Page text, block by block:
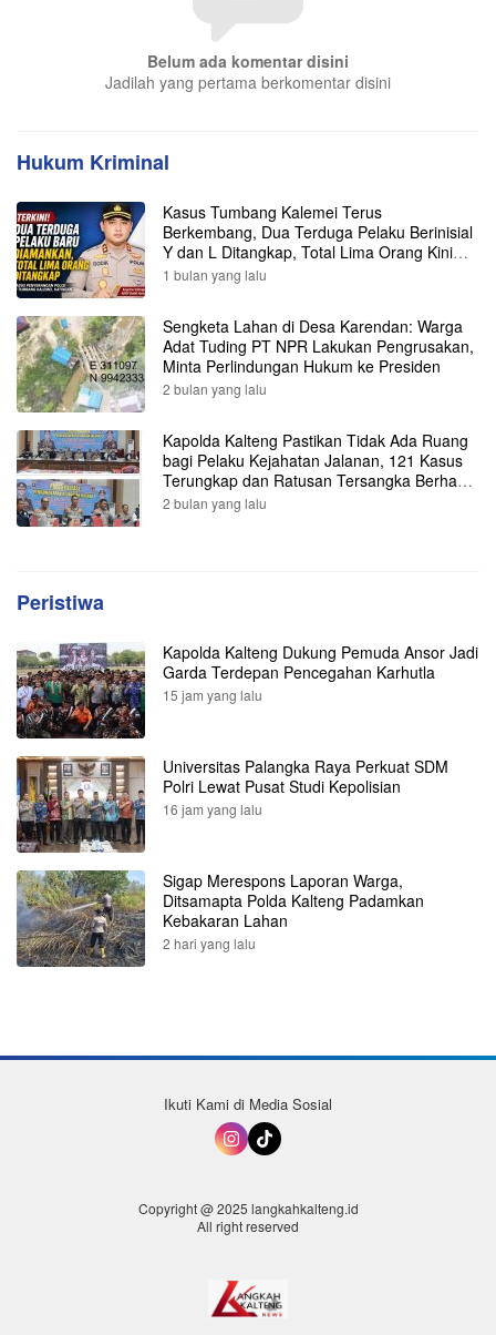
Belum ada komentar disini
Jadilah yang pertama berkomentar disini
Hukum Kriminal
Kasus Tumbang Kalemei Terus
Berkembang, Dua Terduga Pelaku Berinisial
Y dan L Ditangkap, Total Lima Orang Kini
Diamankan Polisi
1 bulan yang lalu
Sengketa Lahan di Desa Karendan: Warga
Adat Tuding PT NPR Lakukan Pengrusakan,
Minta Perlindungan Hukum ke Presiden
2 bulan yang lalu
Kapolda Kalteng Pastikan Tidak Ada Ruang
bagi Pelaku Kejahatan Jalanan, 121 Kasus
Terungkap dan Ratusan Tersangka Berhasil
Dibekuk
2 bulan yang lalu
Peristiwa
Kapolda Kalteng Dukung Pemuda Ansor Jadi
Garda Terdepan Pencegahan Karhutla
15 jam yang lalu
Universitas Palangka Raya Perkuat SDM
Polri Lewat Pusat Studi Kepolisian
16 jam yang lalu
Sigap Merespons Laporan Warga,
Ditsamapta Polda Kalteng Padamkan
Kebakaran Lahan
2 hari yang lalu
Ikuti Kami di Media Sosial
Copyright @ 2025 langkahkalteng.id
All right reserved